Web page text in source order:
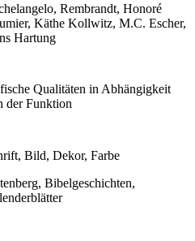
Rembrandt, Honoré
Käthe Kollwitz, M.C. Escher,
Hartung
Qualitäten in Abhängigkeit
der Funktion
Bild, Dekor, Farbe
Bibelgeschichten,